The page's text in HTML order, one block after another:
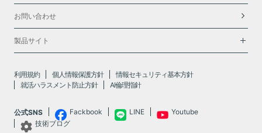
お問い合わせ
製品サイト
利用規約 個人情報保護方針
情報セキュリティ基本方針
就活ハラスメント防止方針
AI倫理指針
公式SNS Fackbook LINE
Youtube
技術ブログ